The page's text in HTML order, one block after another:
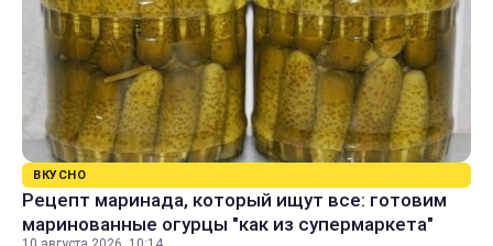
ВКУСНО
Рецепт маринада, который ищут все: готовим
маринованные огурцы "как из супермаркета"